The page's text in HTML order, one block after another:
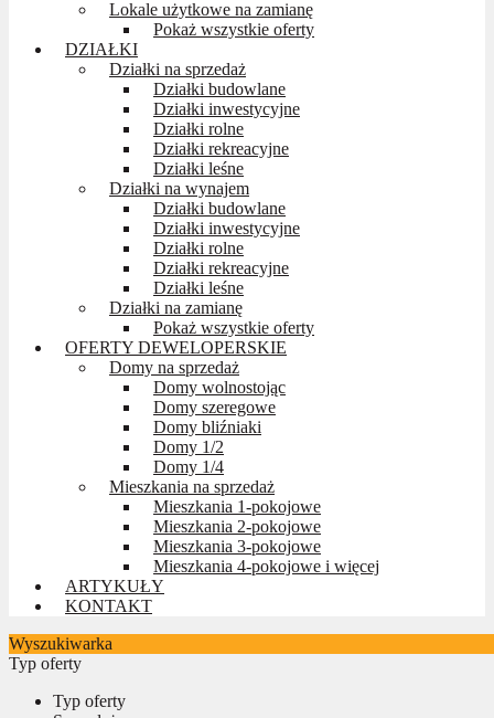
Lokale użytkowe na zamianę
Pokaż wszystkie oferty
DZIAŁKI
Działki na sprzedaż
Działki budowlane
Działki inwestycyjne
Działki rolne
Działki rekreacyjne
Działki leśne
Działki na wynajem
Działki budowlane
Działki inwestycyjne
Działki rolne
Działki rekreacyjne
Działki leśne
Działki na zamianę
Pokaż wszystkie oferty
OFERTY DEWELOPERSKIE
Domy na sprzedaż
Domy wolnostojąc
Domy szeregowe
Domy bliźniaki
Domy 1/2
Domy 1/4
Mieszkania na sprzedaż
Mieszkania 1-pokojowe
Mieszkania 2-pokojowe
Mieszkania 3-pokojowe
Mieszkania 4-pokojowe i więcej
ARTYKUŁY
KONTAKT
Wyszukiwarka
Typ oferty
Typ oferty